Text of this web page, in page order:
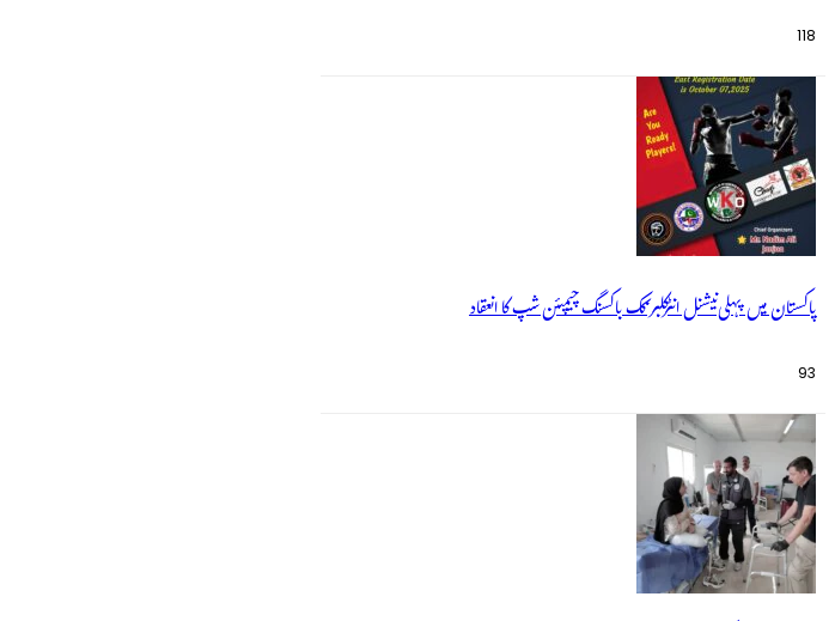
118
پاکستان میں پہلی نیشنل انٹرکلبز کک باکسنگ چیمپئن شپ کا انعقاد
93